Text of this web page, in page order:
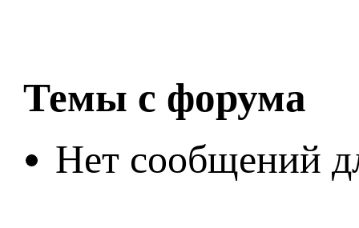
Темы с форума
Нет сообщений